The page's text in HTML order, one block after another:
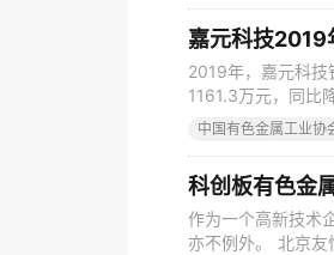
嘉元科技
2019年，嘉元科
1161.3万元，同比
日晚间，嘉元科
中国有色金属工业协
科创板有色金
作为一个高新技术
亦不例外。 北京友